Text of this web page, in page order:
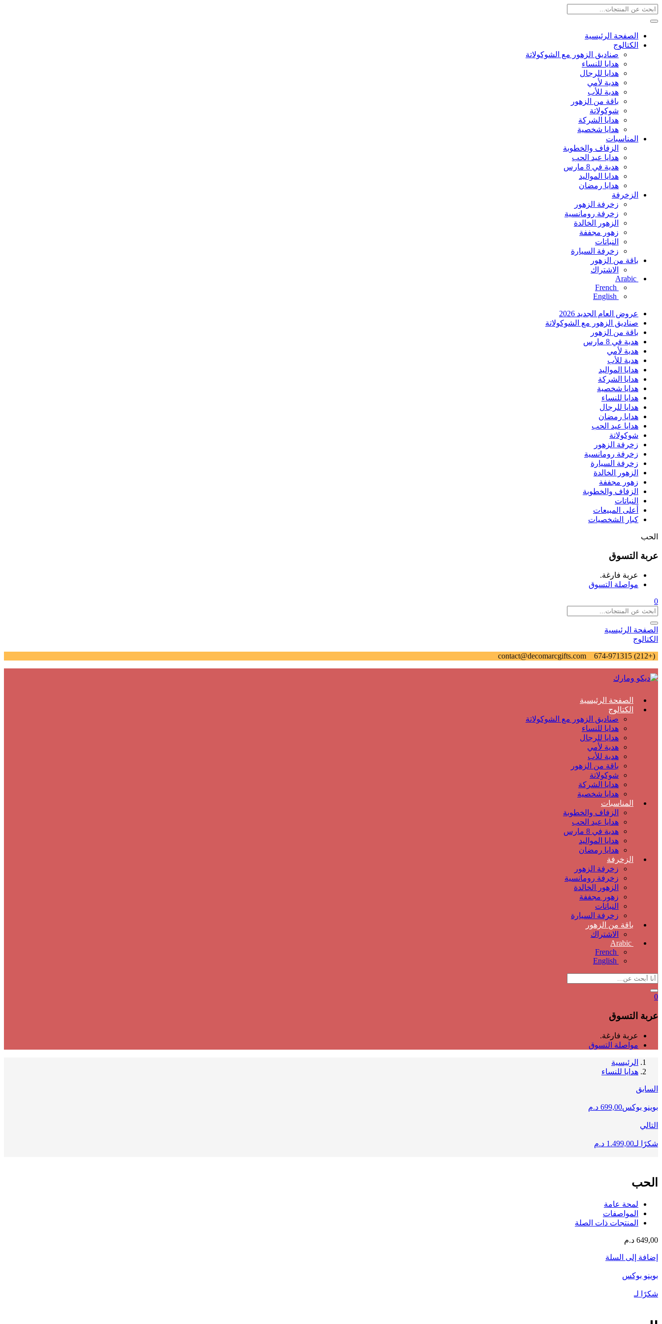
الصفحة الرئيسية
الكتالوج
صناديق الزهور مع الشوكولاتة
هدايا للنساء
هدايا للرجال
هدية لأمي
هدية للأب
باقة من الزهور
شوكولاتة
هدايا الشركة
هدايا شخصية
المناسبات
الزفاف والخطوبة
هدايا عيد الحب
هدية في 8 مارس
هدايا المواليد
هدايا رمضان
الزخرفة
زخرفة الزهور
زخرفة رومانسية
الزهور الخالدة
زهور مجففة
النباتات
زخرفة السيارة
باقة من الزهور
الاشتراك
Arabic
French
English
عروض العام الجديد 2026
صناديق الزهور مع الشوكولاتة
باقة من الزهور
هدية في 8 مارس
هدية لأمي
هدية للأب
هدايا المواليد
هدايا الشركة
هدايا شخصية
هدايا للنساء
هدايا للرجال
هدايا رمضان
هدايا عيد الحب
شوكولاتة
زخرفة الزهور
زخرفة رومانسية
زخرفة السيارة
الزهور الخالدة
زهور مجففة
الزفاف والخطوبة
النباتات
أعلى المبيعات
كبار الشخصيات
الحب
عربة التسوق
عربة فارغة.
مواصلة التسوق
0
الصفحة الرئيسية
الكتالوج
(+212) 674-971315
contact@decomarcgifts.com
الصفحة الرئيسية
الكتالوج
صناديق الزهور مع الشوكولاتة
هدايا للنساء
هدايا للرجال
هدية لأمي
هدية للأب
باقة من الزهور
شوكولاتة
هدايا الشركة
هدايا شخصية
المناسبات
الزفاف والخطوبة
هدايا عيد الحب
هدية في 8 مارس
هدايا المواليد
هدايا رمضان
الزخرفة
زخرفة الزهور
زخرفة رومانسية
الزهور الخالدة
زهور مجففة
النباتات
زخرفة السيارة
باقة من الزهور
الاشتراك
Arabic
French
English
0
عربة التسوق
عربة فارغة.
مواصلة التسوق
الرئيسية
هدايا للنساء
السابق
بوينو بوكس699,00 د.م
التالي
شكرًا لـ1.499,00 د.م
الحب
لمحة عامة
المواصفات
المنتجات ذات الصلة
649,00 د.م
إضافة إلى السلة
بوينو بوكس
شكرًا لـ